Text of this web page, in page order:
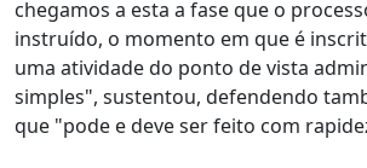
chegamos a esta a fase que o
instruído, o momento em que é
uma atividade do ponto de vista
simples", sustentou, defendendo
que "pode e deve ser feito com